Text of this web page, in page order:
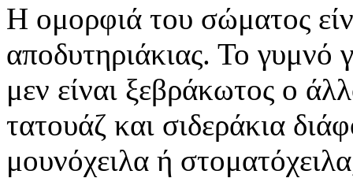
Η ομορφιά του σώματος
αποδυτηριάκιας. Το γυμνό
μεν είναι ξεβράκωτος ο
τατουάζ και σιδεράκια
μουνόχειλα ή